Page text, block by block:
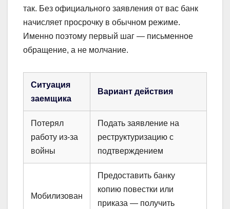
так. Без официального заявления от вас банк
начисляет просрочку в обычном режиме.
Именно поэтому первый шаг — письменное
обращение, а не молчание.
Ситуация
заемщика
Вариант действия
Потерял
работу из-за
войны
Подать заявление на
реструктуризацию с
подтверждением
Мобилизован
Предоставить банку
копию повестки или
приказа — получить